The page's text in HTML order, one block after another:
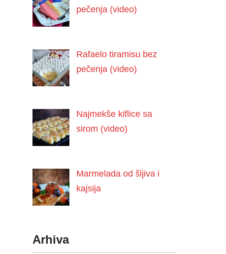
pečenja (video)
Rafaelo tiramisu bez
pečenja (video)
Najmekše kiflice sa
sirom (video)
Marmelada od šljiva i
kajsija
Arhiva